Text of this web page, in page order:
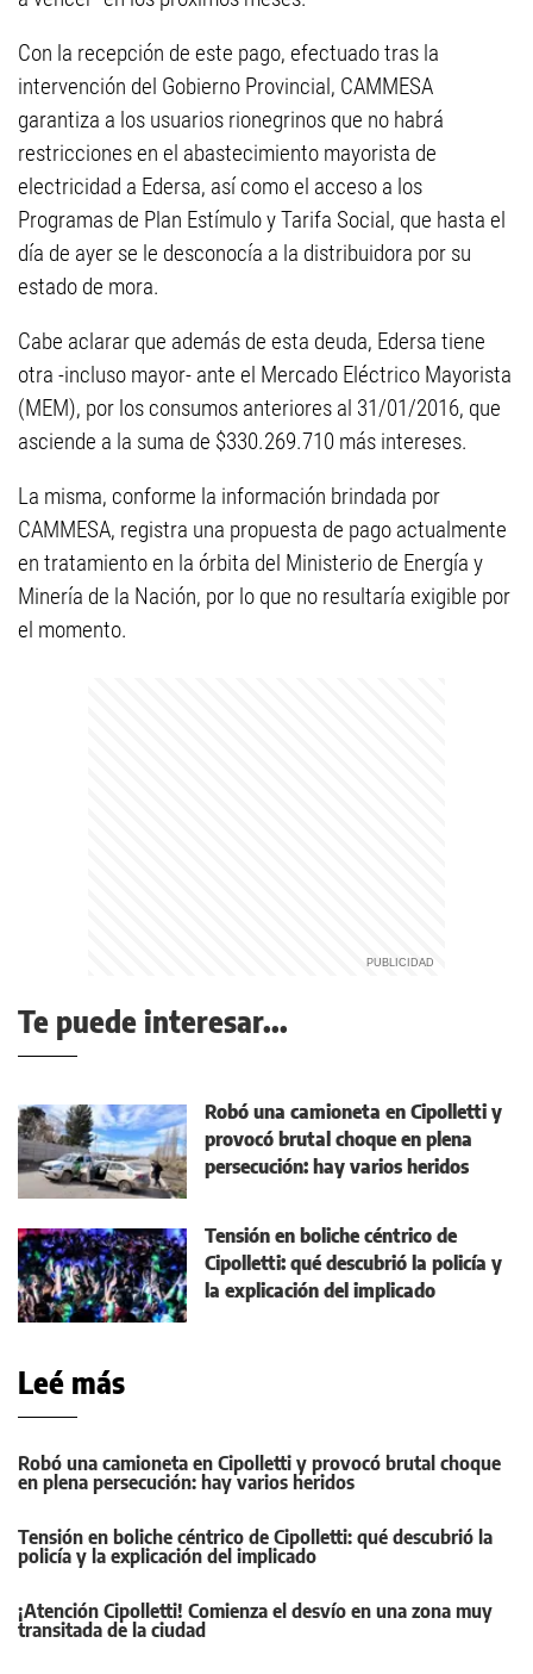
Con la recepción de este pago, efectuado tras la
intervención del Gobierno Provincial, CAMMESA
garantiza a los usuarios rionegrinos que no habrá
restricciones en el abastecimiento mayorista de
electricidad a Edersa, así como el acceso a los
Programas de Plan Estímulo y Tarifa Social, que hasta el
día de ayer se le desconocía a la distribuidora por su
estado de mora.
Cabe aclarar que además de esta deuda, Edersa tiene
otra -incluso mayor- ante el Mercado Eléctrico Mayorista
(MEM), por los consumos anteriores al 31/01/2016, que
asciende a la suma de $330.269.710 más intereses.
La misma, conforme la información brindada por
CAMMESA, registra una propuesta de pago actualmente
en tratamiento en la órbita del Ministerio de Energía y
Minería de la Nación, por lo que no resultaría exigible por
el momento.
Te puede interesar...
Robó una camioneta en Cipolletti y
provocó brutal choque en plena
persecución: hay varios heridos
Tensión en boliche céntrico de
Cipolletti: qué descubrió la policía y
la explicación del implicado
Leé más
Robó una camioneta en Cipolletti y provocó brutal choque
en plena persecución: hay varios heridos
Tensión en boliche céntrico de Cipolletti: qué descubrió la
policía y la explicación del implicado
¡Atención Cipolletti! Comienza el desvío en una zona muy
transitada de la ciudad